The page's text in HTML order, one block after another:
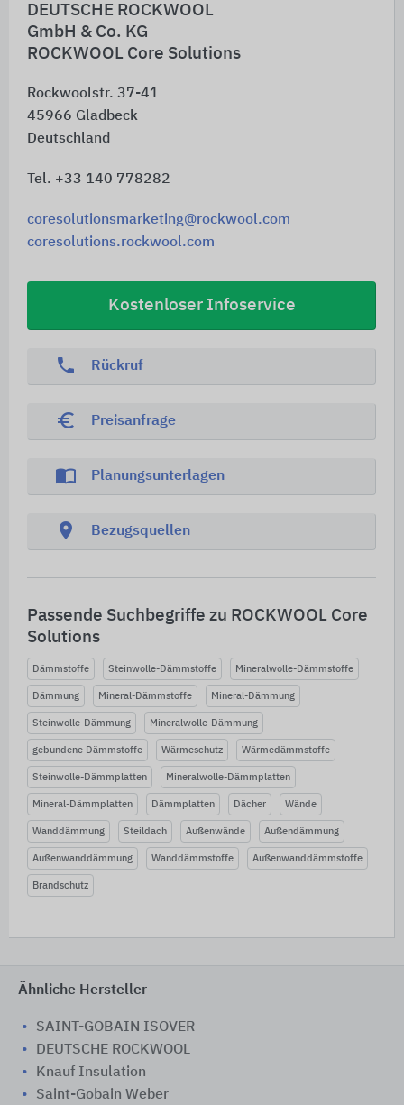
DEUTSCHE ROCKWOOL
GmbH & Co. KG
ROCKWOOL Core Solutions
Rockwoolstr. 37-41
45966 Gladbeck
Deutschland
Tel. +33 140 778282
coresolutionsmarketing@rockwool.com
coresolutions.rockwool.com
Kostenloser Infoservice
phone Rückruf
euro_symbol Preisanfrage
import_contacts Planungsunterlagen
location_on Bezugsquellen
Passende Suchbegriffe zu ROCKWOOL Core
Solutions
Dämmstoffe Steinwolle-Dämmstoffe Mineralwolle-Dämmstoffe
Dämmung Mineral-Dämmstoffe Mineral-Dämmung
Steinwolle-Dämmung Mineralwolle-Dämmung
gebundene Dämmstoffe Wärmeschutz Wärmedämmstoffe
Steinwolle-Dämmplatten Mineralwolle-Dämmplatten
Mineral-Dämmplatten Dämmplatten Dächer Wände
Wanddämmung Steildach Außenwände Außendämmung
Außenwanddämmung Wanddämmstoffe Außenwanddämmstoffe
Brandschutz
Ähnliche Hersteller
SAINT-GOBAIN ISOVER
DEUTSCHE ROCKWOOL
Knauf Insulation
Saint-Gobain Weber